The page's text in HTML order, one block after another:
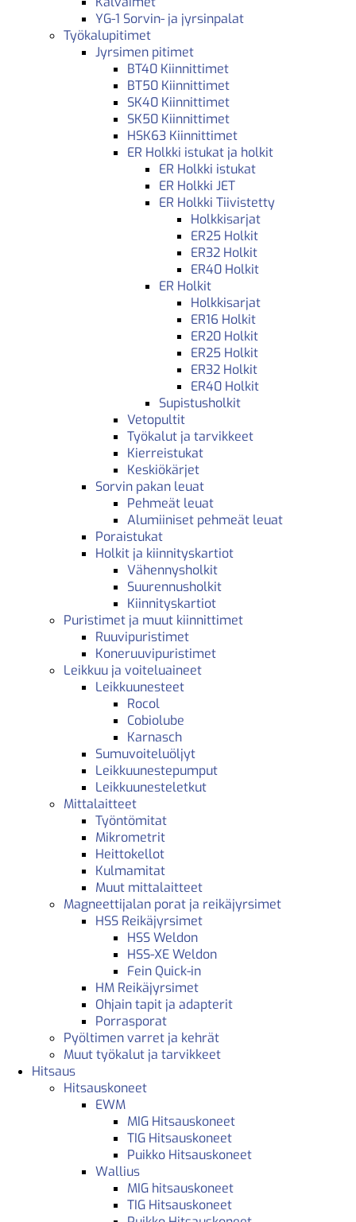
YG-1 Sorvin- ja jyrsinpalat
Työkalupitimet
Jyrsimen pitimet
BT40 Kiinnittimet
BT50 Kiinnittimet
SK40 Kiinnittimet
SK50 Kiinnittimet
HSK63 Kiinnittimet
ER Holkki istukat ja holkit
ER Holkki istukat
ER Holkki JET
ER Holkki Tiivistetty
Holkkisarjat
ER25 Holkit
ER32 Holkit
ER40 Holkit
ER Holkit
Holkkisarjat
ER16 Holkit
ER20 Holkit
ER25 Holkit
ER32 Holkit
ER40 Holkit
Supistusholkit
Vetopultit
Työkalut ja tarvikkeet
Kierreistukat
Keskiökärjet
Sorvin pakan leuat
Pehmeät leuat
Alumiiniset pehmeät leuat
Poraistukat
Holkit ja kiinnityskartiot
Vähennysholkit
Suurennusholkit
Kiinnityskartiot
Puristimet ja muut kiinnittimet
Ruuvipuristimet
Koneruuvipuristimet
Leikkuu ja voiteluaineet
Leikkuunesteet
Rocol
Cobiolube
Karnasch
Sumuvoiteluöljyt
Leikkuunestepumput
Leikkuunesteletkut
Mittalaitteet
Työntömitat
Mikrometrit
Heittokellot
Kulmamitat
Muut mittalaitteet
Magneettijalan porat ja reikäjyrsimet
HSS Reikäjyrsimet
HSS Weldon
HSS-XE Weldon
Fein Quick-in
HM Reikäjyrsimet
Ohjain tapit ja adapterit
Porrasporat
Pyöltimen varret ja kehrät
Muut työkalut ja tarvikkeet
Hitsaus
Hitsauskoneet
EWM
MIG Hitsauskoneet
TIG Hitsauskoneet
Puikko Hitsauskoneet
Wallius
MIG hitsauskoneet
TIG Hitsauskoneet